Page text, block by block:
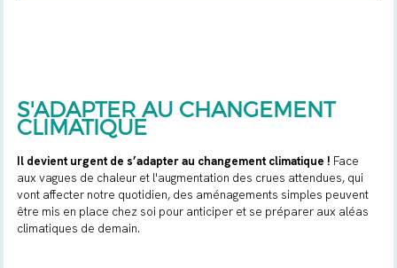
S'ADAPTER AU CHANGEMENT
CLIMATIQUE
Il devient urgent de s’adapter au changement climatique ! Face
aux vagues de chaleur et l'augmentation des crues attendues, qui
vont affecter notre quotidien, des aménagements simples peuvent
être mis en place chez soi pour anticiper et se préparer aux aléas
climatiques de demain.